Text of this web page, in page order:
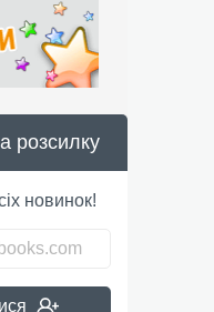
розсилку
новинок!